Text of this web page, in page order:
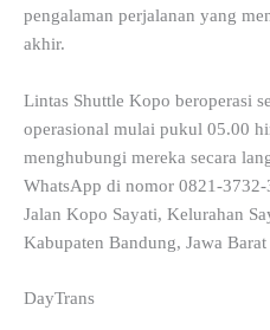
pengalaman perjalanan yang
akhir.
Lintas Shuttle Kopo beroperasi
operasional mulai pukul 05.00
menghubungi mereka secara
WhatsApp di nomor 0821-
Jalan Kopo Sayati, Kelurahan
Kabupaten Bandung, Jawa
DayTrans